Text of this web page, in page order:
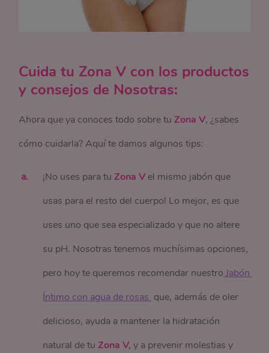
Cuida tu Zona V con los productos
y consejos de Nosotras:
Ahora que ya conoces todo sobre tu Zona V, ¿sabes
cómo cuidarla? Aquí te damos algunos tips:
¡No uses para tu Zona V el mismo jabón que
usas para el resto del cuerpo! Lo mejor, es que
uses uno que sea especializado y que no altere
su pH. Nosotras tenemos muchísimas opciones,
pero hoy te queremos recomendar nuestro Jabón
Íntimo con agua de rosas que, además de oler
delicioso, ayuda a mantener la hidratación
natural de tu Zona V, y a prevenir molestias y